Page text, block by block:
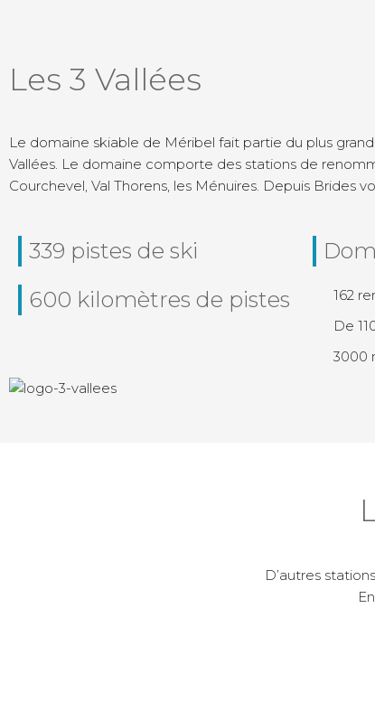
Les 3 Vallées
Le domaine skiable de Méribel fait partie du plus
Vallées. Le domaine comporte des stations de
Courchevel, Val Thorens, les Ménuires. Depuis Brides
339 pistes de ski
600 kilomètres de pistes
162
De
3000
D’autres